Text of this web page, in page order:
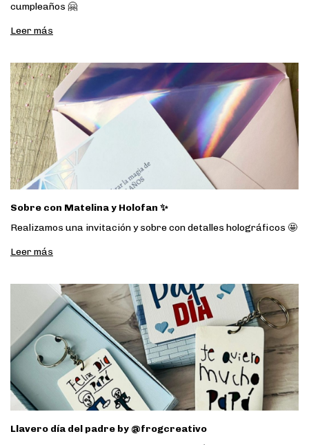
cumpleaños 🤗
Leer más
Sobre con Matelina y Holofan ✨
Realizamos una invitación y sobre con detalles holográficos 🤩
Leer más
Llavero día del padre by @frogcreativo